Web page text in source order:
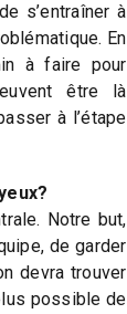
s’entraîner à
En
à faire pour
être là
à l’étape
Notre but,
de garder
devra trouver
possible de